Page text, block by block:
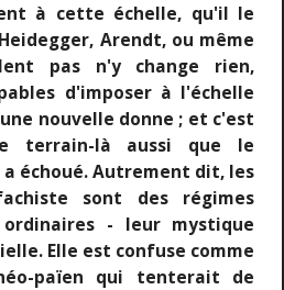
à cette échelle, qu'il le
Arendt, ou même
pas n'y change rien,
d'imposer à l'échelle
nouvelle donne ; et c'est
terrain-là aussi que le
échoué. Autrement dit, les
sont des régimes
- leur mystique
Elle est confuse comme
païen qui tenterait de